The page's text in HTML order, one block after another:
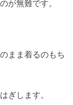
が無難です。
まま着るのもち
ぎします。